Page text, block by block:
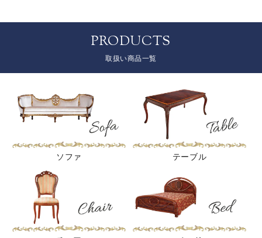
PRODUCTS
取扱い商品一覧
ソファ テーブル